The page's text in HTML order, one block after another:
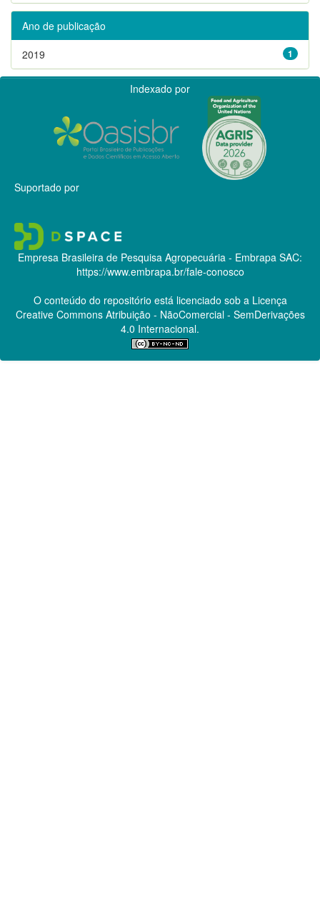
Ano de publicação
1
2019
Indexado por
Suportado por
Empresa Brasileira de Pesquisa Agropecuária - Embrapa SAC:
https://www.embrapa.br/fale-conosco
O conteúdo do repositório está licenciado sob a Licença
Creative CommonsAtribuição - NãoComercial - SemDerivações
4.0 Internacional.